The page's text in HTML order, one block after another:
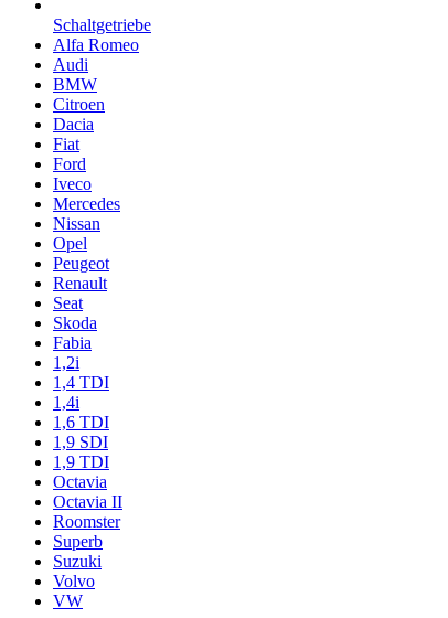
Schaltgetriebe
Alfa Romeo
Audi
BMW
Citroen
Dacia
Fiat
Ford
Iveco
Mercedes
Nissan
Opel
Peugeot
Renault
Seat
Skoda
Fabia
1,2i
1,4 TDI
1,4i
1,6 TDI
1,9 SDI
1,9 TDI
Octavia
Octavia II
Roomster
Superb
Suzuki
Volvo
VW